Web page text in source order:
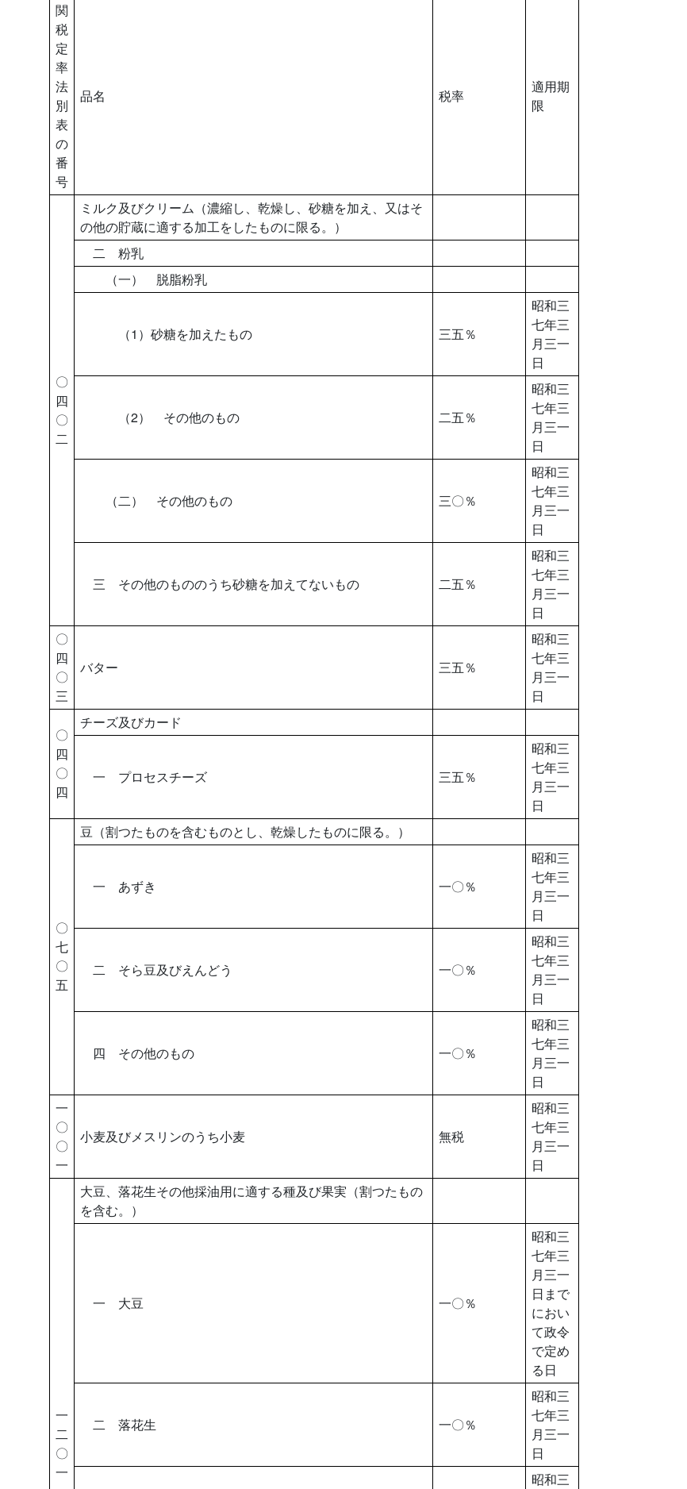
関
税
定
率
法
別
表
の
番
号
品名 税率
適用期
限
〇
四
〇
二
ミルク及びクリーム（濃縮し、乾燥し、砂糖を加え、又はそ
の他の貯蔵に適する加工をしたものに限る。）
二 粉乳
（一） 脱脂粉乳
（1）砂糖を加えたもの 三五％
昭和三
七年三
月三一
日
（2） その他のもの 二五％
昭和三
七年三
月三一
日
（二） その他のもの 三〇％
昭和三
七年三
月三一
日
三 その他のもののうち砂糖を加えてないもの 二五％
昭和三
七年三
月三一
日
〇
四
〇
三
バター 三五％
昭和三
七年三
月三一
日
〇
四
〇
四
チーズ及びカード
一 プロセスチーズ 三五％
昭和三
七年三
月三一
日
〇
七
〇
五
豆（割つたものを含むものとし、乾燥したものに限る。）
一 あずき 一〇％
昭和三
七年三
月三一
日
二 そら豆及びえんどう 一〇％
昭和三
七年三
月三一
日
四 その他のもの 一〇％
昭和三
七年三
月三一
日
一
〇
〇
一
小麦及びメスリンのうち小麦 無税
昭和三
七年三
月三一
日
一
二
〇
一
大豆、落花生その他採油用に適する種及び果実（割つたもの
を含む。）
一 大豆 一〇％
昭和三
七年三
月三一
日まで
におい
て政令
で定め
る日
二 落花生 一〇％
昭和三
七年三
月三一
日
昭和三